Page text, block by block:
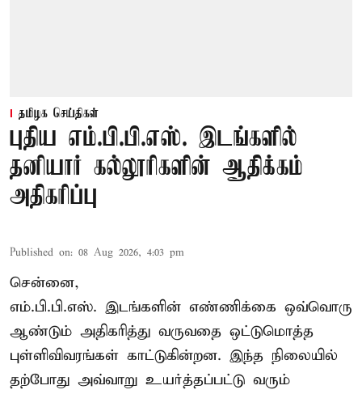
தமிழக செய்திகள்
புதிய எம்.பி.பி.எஸ். இடங்களில்
தனியார் கல்லூரிகளின் ஆதிக்கம்
அதிகரிப்பு
Published on: 08 Aug 2026, 4:03 pm
சென்னை,
எம்.பி.பி.எஸ். இடங்களின் எண்ணிக்கை ஒவ்வொரு
ஆண்டும் அதிகரித்து வருவதை ஒட்டுமொத்த
புள்ளிவிவரங்கள் காட்டுகின்றன. இந்த நிலையில்
தற்போது அவ்வாறு உயர்த்தப்பட்டு வரும்